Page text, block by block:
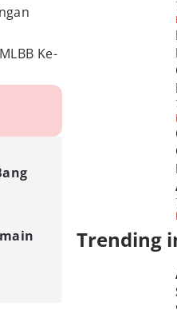
Ke-
Trending